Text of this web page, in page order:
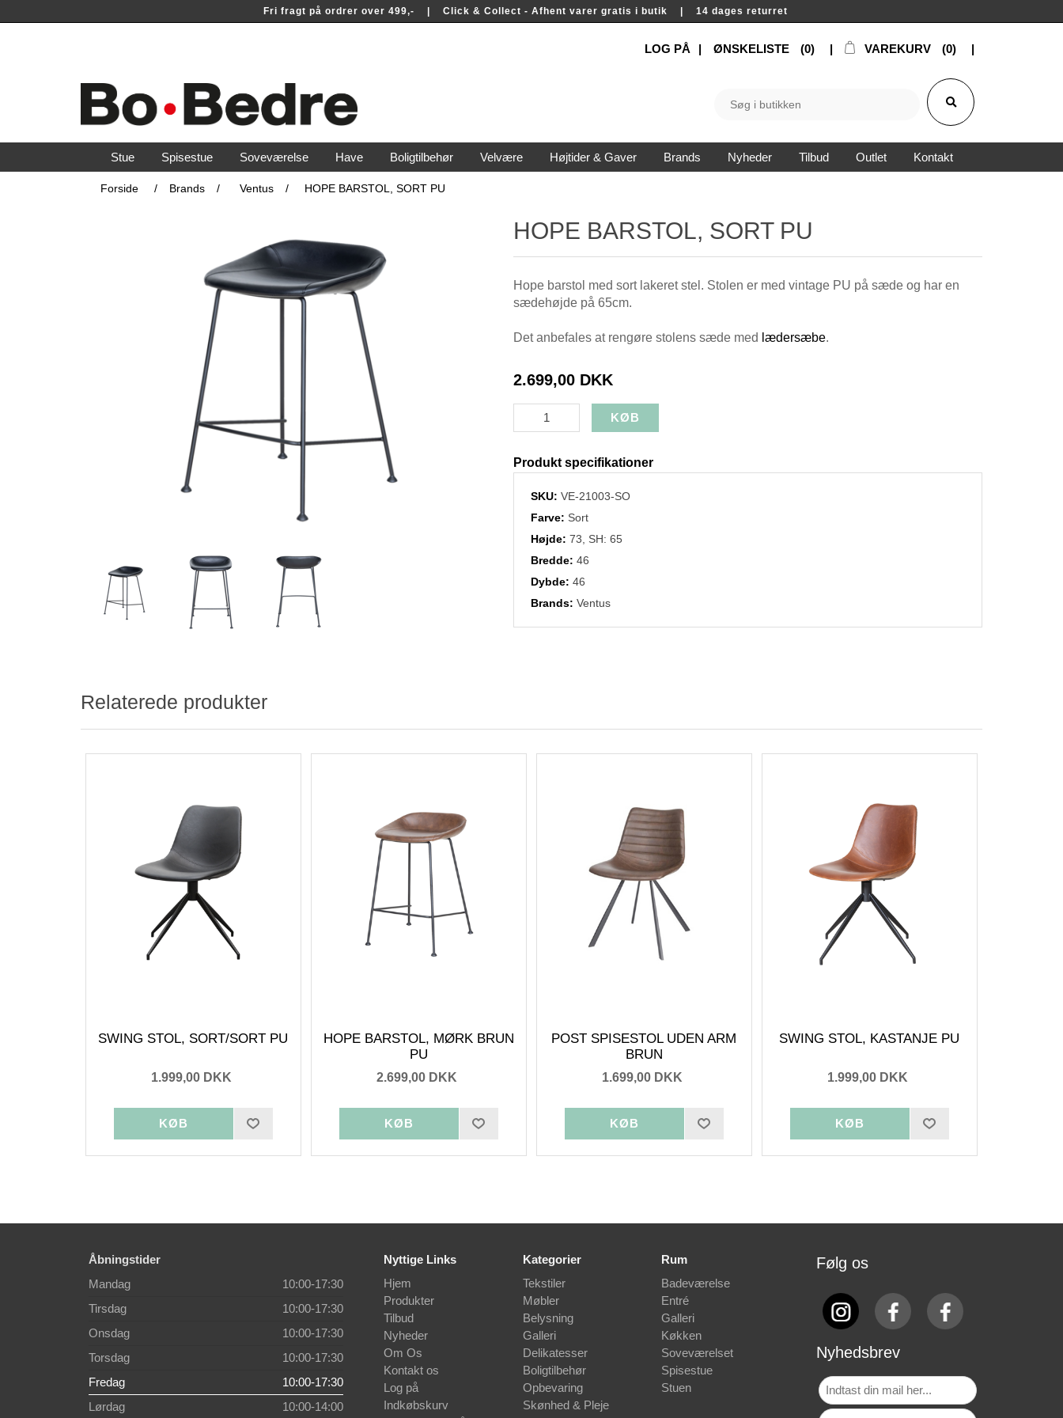
Fri fragt på ordrer over 499,- | Click & Collect - Afhent varer gratis i butik | 14 dages returret
LOG PÅ ØNSKELISTE (0) VAREKURV (0)
Stue Spisestue Soveværelse Have Boligtilbehør Velvære Højtider & Gaver Brands Nyheder Tilbud Outlet Kontakt
Forside / Brands / Ventus / HOPE BARSTOL, SORT PU
HOPE BARSTOL, SORT PU
Hope barstol med sort lakeret stel. Stolen er med vintage PU på sæde og har en
sædehøjde på 65cm.
Det anbefales at rengøre stolens sæde med lædersæbe.
2.699,00 DKK
Produkt specifikationer
SKU:VE-21003-SO
Farve: Sort
Højde:73, SH: 65
Bredde:46
Dybde:46
Brands:Ventus
Relaterede produkter
SWING STOL, SORT/SORT PU
1.999,00 DKK
HOPE BARSTOL, MØRK BRUN
PU
2.699,00 DKK
POST SPISESTOL UDEN ARM
BRUN
1.699,00 DKK
SWING STOL, KASTANJE PU
1.999,00 DKK
Åbningstider
Mandag
10:00-17:30
Tirsdag
10:00-17:30
Onsdag
10:00-17:30
Torsdag
10:00-17:30
Fredag
10:00-17:30
Lørdag
10:00-14:00
Nyttige Links
Hjem
Produkter
Tilbud
Nyheder
Om Os
Kontakt os
Log på
Indkøbskurv
Kategorier
Tekstiler
Møbler
Belysning
Galleri
Delikatesser
Boligtilbehør
Opbevaring
Skønhed & Pleje
Rum
Badeværelse
Entré
Galleri
Køkken
Soveværelset
Spisestue
Stuen
Følg os
Nyhedsbrev